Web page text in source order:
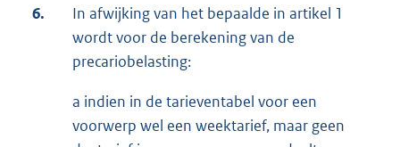
6.
In afwijking van het bepaalde in artikel 1
wordt voor de berekening van de
precariobelasting:
a indien in de tarieventabel voor een
voorwerp wel een weektarief, maar geen